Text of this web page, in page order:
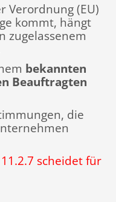
Verordnung (EU)
kommt, hängt
zugelassenem
bekannten
Beauftragten
die
scheidet für